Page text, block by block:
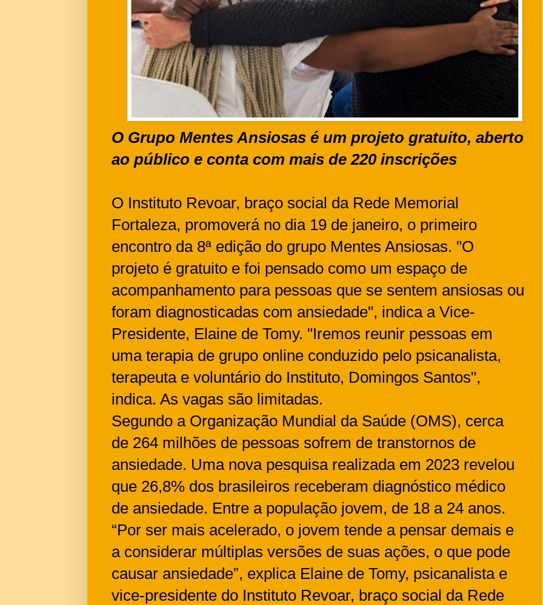
O Grupo Mentes Ansiosas é um projeto gratuito, aberto
ao público e conta com mais de 220 inscrições
O Instituto Revoar, braço social da Rede Memorial
Fortaleza, promoverá no dia 19 de janeiro, o primeiro
encontro da 8ª edição do grupo Mentes Ansiosas. "O
projeto é gratuito e foi pensado como um espaço de
acompanhamento para pessoas que se sentem ansiosas ou
foram diagnosticadas com ansiedade", indica a Vice-
Presidente, Elaine de Tomy. "Iremos reunir pessoas em
uma terapia de grupo online conduzido pelo psicanalista,
terapeuta e voluntário do Instituto, Domingos Santos",
indica. As vagas são limitadas.
Segundo a Organização Mundial da Saúde (OMS), cerca
de 264 milhões de pessoas sofrem de transtornos de
ansiedade. Uma nova pesquisa realizada em 2023 revelou
que 26,8% dos brasileiros receberam diagnóstico médico
de ansiedade. Entre a população jovem, de 18 a 24 anos.
“Por ser mais acelerado, o jovem tende a pensar demais e
a considerar múltiplas versões de suas ações, o que pode
causar ansiedade”, explica Elaine de Tomy, psicanalista e
vice-presidente do Instituto Revoar, braço social da Rede